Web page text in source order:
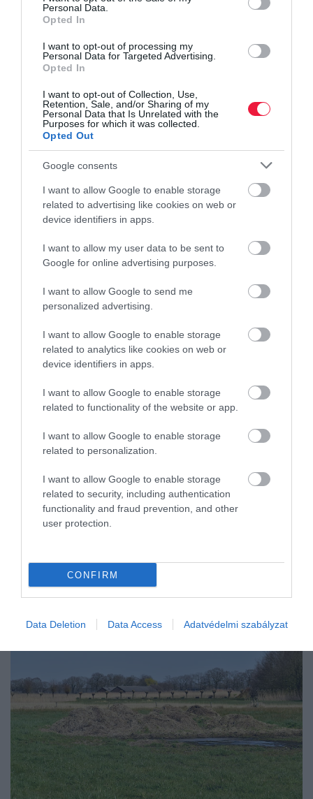
Personal Data.
Opted In
I want to opt-out of processing my
Personal Data for Targeted Advertising.
Opted In
I want to opt-out of Collection, Use,
Retention, Sale, and/or Sharing of my
Personal Data that Is Unrelated with the
Purposes for which it was collected.
Opted Out
Google consents
I want to allow Google to enable storage
related to advertising like cookies on web or
device identifiers in apps.
I want to allow my user data to be sent to
Google for online advertising purposes.
I want to allow Google to send me
personalized advertising.
I want to allow Google to enable storage
related to analytics like cookies on web or
device identifiers in apps.
I want to allow Google to enable storage
related to functionality of the website or app.
I want to allow Google to enable storage
related to personalization.
I want to allow Google to enable storage
related to security, including authentication
functionality and fraud prevention, and other
user protection.
CONFIRM
Data Deletion Data Access Adatvédelmi szabályzat
Legfeljebb néhány helyen enyhül az aszály
Hiába fordultak elő az elmúlt napokban is záporok összességében
többfelé az országban, az ezekből hullott csapadék a legtöbb
helyen olyan kevés volt, ami legfeljebb a talaj